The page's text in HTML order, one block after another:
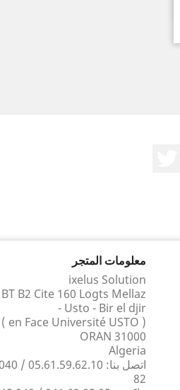
معلومات المتجر
ixelus Solution
B2 Cite 160 Logts Mellaz
- Usto - Bir el djir
( en Face Université USTO )
31000 ORAN
Algeria
اتصل بنا:
82